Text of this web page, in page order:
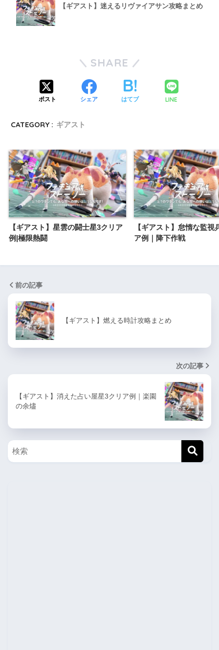
【ギアスト】迷えるリヴァイアサン攻略まとめ
SHARE
ポスト シェア はてブ LINE
CATEGORY : ギアスト
【ギアスト】星雲の闘士星3クリア
例|極限熱闘
【ギアスト】怠惰な監視
ア例｜降下作戦
前の記事
【ギアスト】燃える時計攻略まとめ
次の記事
【ギアスト】消えた占い屋星3クリア例｜楽園
の余燼